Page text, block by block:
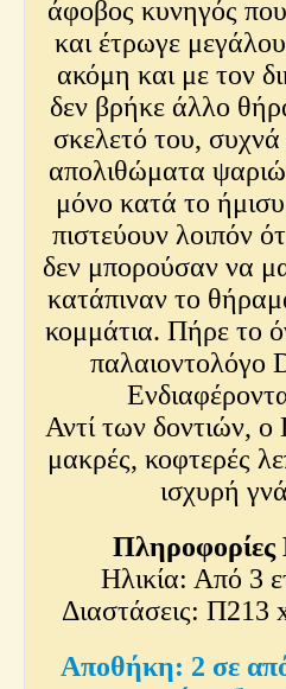
άφοβος κυνηγός
και έτρωγε
ακόμη και με τον
δεν βρήκε άλλο
σκελετό του,
απολιθώματα
μόνο κατά το
πιστεύουν λοιπόν
δεν μπορούσαν να
κατάπιναν το
κομμάτια. Πήρε το
παλαιοντολόγο
Αντί των δοντιών, ο
μακρές, κοφτερές
ισχυρή
Πληροφορίες
Ηλικία: Από 3
Διαστάσεις: Π213
2 σε